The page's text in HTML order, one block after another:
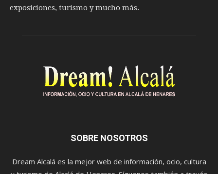
exposiciones, turismo y mucho más.
SOBRE NOSOTROS
Dream Alcalá es la mejor web de información, ocio, cultura